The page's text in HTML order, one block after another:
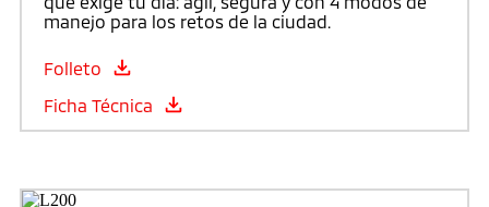
manejo para los retos de la ciudad.
Folleto
Ficha Técnica